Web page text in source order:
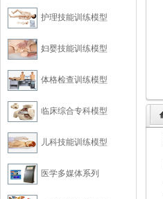
护理技能训练模型
妇婴技能训练模型
体格检查训练模型
临床综合专科模型
儿科技能训练模型
医学多媒体系列